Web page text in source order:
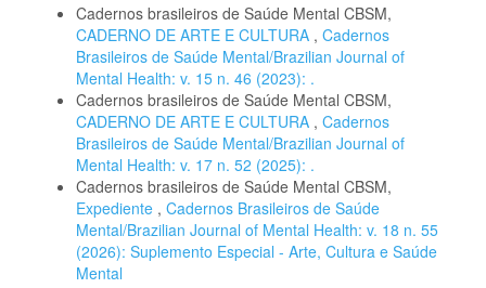
Cadernos brasileiros de Saúde Mental CBSM,
CADERNO DE ARTE E CULTURA , Cadernos
Brasileiros de Saúde Mental/Brazilian Journal of
Mental Health: v. 15 n. 46 (2023): .
Cadernos brasileiros de Saúde Mental CBSM,
CADERNO DE ARTE E CULTURA , Cadernos
Brasileiros de Saúde Mental/Brazilian Journal of
Mental Health: v. 17 n. 52 (2025): .
Cadernos brasileiros de Saúde Mental CBSM,
Expediente , Cadernos Brasileiros de Saúde
Mental/Brazilian Journal of Mental Health: v. 18 n. 55
(2026): Suplemento Especial - Arte, Cultura e Saúde
Mental